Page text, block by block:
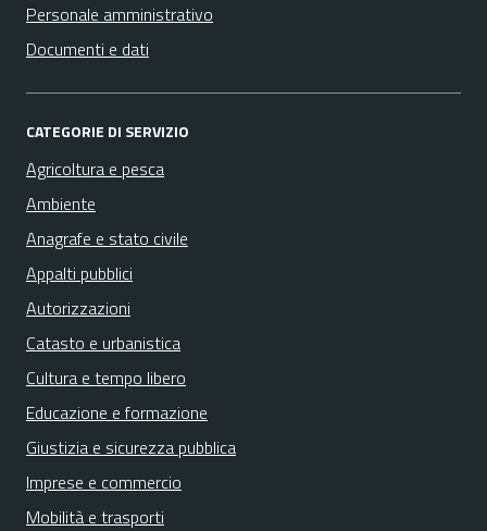
Personale amministrativo
Documenti e dati
CATEGORIE DI SERVIZIO
Agricoltura e pesca
Ambiente
Anagrafe e stato civile
Appalti pubblici
Autorizzazioni
Catasto e urbanistica
Cultura e tempo libero
Educazione e formazione
Giustizia e sicurezza pubblica
Imprese e commercio
Mobilità e trasporti